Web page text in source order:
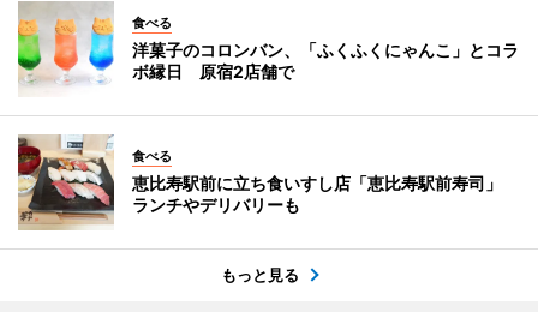
食べる
洋菓子のコロンバン、「ふくふくにゃんこ」とコラ
ボ縁日 原宿2店舗で
食べる
恵比寿駅前に立ち食いすし店「恵比寿駅前寿司」
ランチやデリバリーも
もっと見る